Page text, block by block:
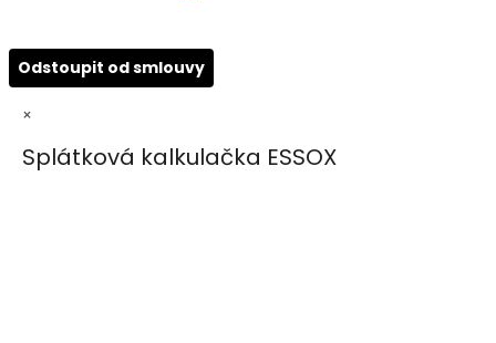
Odstoupit od smlouvy
×
Splátková kalkulačka ESSOX